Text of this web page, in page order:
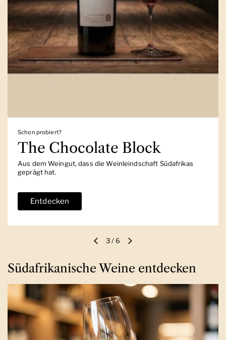
Schon probiert?
The Chocolate Block
Aus dem Weingut, dass die Weinleindschaft Südafrikas
geprägt hat.
Entdecken
Vorherige FolieNächste Folie
3/6
Südafrikanische Weine entdecken